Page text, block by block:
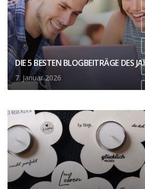
,
,
,
,
DIE 5 BESTEN BLOGBEITRÄGE DES
7. Januar 2026